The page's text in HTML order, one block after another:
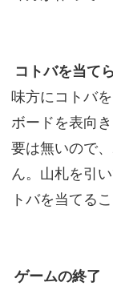
コトバを当て
味方にコトバ
ボードを表向
要は無いので
ん。山札を引
トバを当てる
ゲームの終了